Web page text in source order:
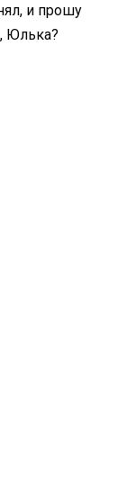
и прошу
Юлька?